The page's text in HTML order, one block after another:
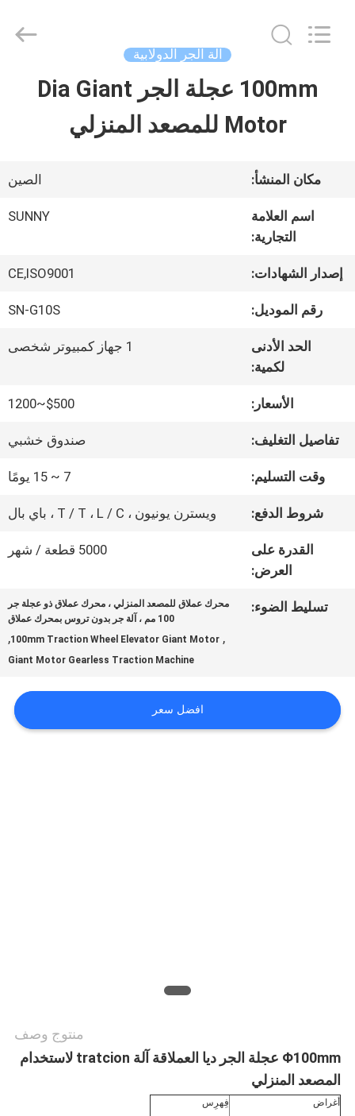
أشرطة
معلومات
في
المعمل
مراقبة
الجودة
أخبار
SUNNY
آلة الجر الدولابية
100mm عجلة الجر Dia Giant
Motor للمصعد المنزلي
مكان المنشأ: الصين
اسم العلامة
التجارية:
SUNNY
إصدار الشهادات: CE,ISO9001
رقم الموديل: SN-G10S
الحد الأدنى
لكمية:
1 جهاز كمبيوتر شخصى
الأسعار: $500~1200
تفاصيل التغليف: صندوق خشبي
وقت التسليم: 7 ~ 15 يومًا
شروط الدفع: ويسترن يونيون ، T / T ، L / C ، باي بال
القدرة على
العرض:
5000 قطعة / شهر
تسليط الضوء:
محرك عملاق للمصعد المنزلي ، محرك عملاق ذو عجلة جر
100 مم ، آلة جر بدون تروس بمحرك عملاق
,
100mm Traction Wheel Elevator Giant Motor
,
Giant Motor Gearless Traction Machine
افضل سعر
منتوج وصف
Φ100mm عجلة الجر ديا العملاقة آلة tratcion لاستخدام
المصعد المنزلي
أغراض فِهرِس